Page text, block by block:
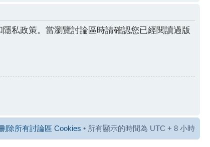
私政策。當瀏覽討論區時請確認您已經閱讀過版
刪除所有討論區 Cookies • 所有顯示的時間為 UTC + 8 小時